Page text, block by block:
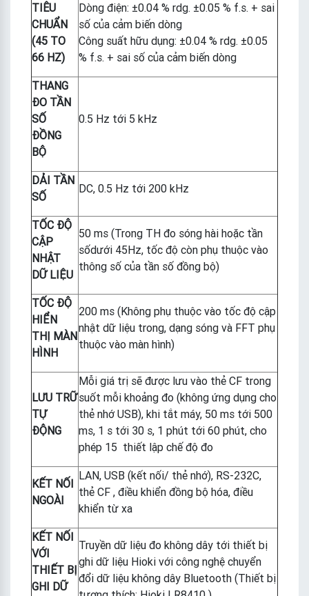
TIÊU
CHUẨN
(45 TO
66 HZ)
Dòng điện: ±0.04 % rdg. ±0.05 % f.s. + sai
số của cảm biến dòng
Công suất hữu dụng: ±0.04 % rdg. ±0.05
% f.s. + sai số của cảm biến dòng
THANG
ĐO TẦN
SỐ
ĐỒNG
BỘ
0.5 Hz tới 5 kHz
DẢI TẦN
SỐ
DC, 0.5 Hz tới 200 kHz
TỐC ĐỘ
CẬP
NHẬT
DỮ LIỆU
50 ms (Trong TH đo sóng hài hoặc tần
sốdưới 45Hz, tốc độ còn phụ thuộc vào
thông số của tần số đồng bộ)
TỐC ĐỘ
HIỂN
THỊ MÀN
HÌNH
200 ms (Không phụ thuộc vào tốc độ cập
nhật dữ liệu trong, dạng sóng và FFT phụ
thuộc vào màn hình)
LƯU TRỮ
TỰ
ĐỘNG
Mỗi giá trị sẽ được lưu vào thẻ CF trong
suốt mỗi khoảng đo (không ứng dụng cho
thẻ nhớ USB), khi tắt máy, 50 ms tới 500
ms, 1 s tới 30 s, 1 phút tới 60 phút, cho
phép 15 thiết lập chế độ đo
KẾT NỐI
NGOÀI
LAN, USB (kết nối/ thẻ nhớ), RS-232C,
thẻ CF , điều khiển đồng bộ hóa, điều
khiển từ xa
KẾT NỐI
VỚI
THIẾT BỊ
GHI DỮ
Truyền dữ liệu đo không dây tới thiết bị
ghi dữ liệu Hioki với công nghệ chuyển
đổi dữ liệu không dây Bluetooth (Thiết bị